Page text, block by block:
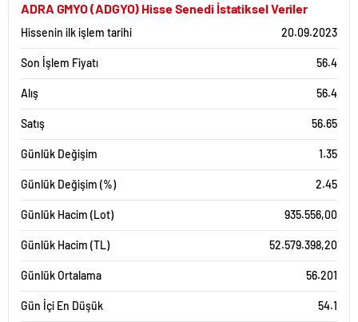
ADRA GMYO (ADGYO) Hisse Senedi İstatiksel Veriler
Hissenin ilk işlem tarihi 20.09.2023
Son İşlem Fiyatı 56.4
Alış 56.4
Satış 56.65
Günlük Değişim 1.35
Günlük Değişim (%) 2.45
Günlük Hacim (Lot) 935.556,00
Günlük Hacim (TL) 52.579.398,20
Günlük Ortalama 56.201
Gün İçi En Düşük 54.1